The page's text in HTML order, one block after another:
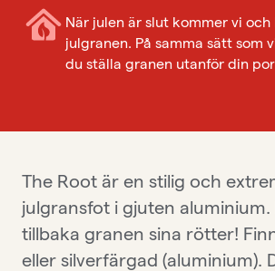
När julen är slut kommer vi
julgranen. På samma sätt som
du ställa granen utanför din
The Root är en stilig och
julgransfot i gjuten aluminium.
tillbaka granen sina rötter!
eller silverfärgad (aluminium).